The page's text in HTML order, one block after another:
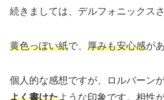
続きましては、デルフォニックス
黄色っぽい紙で、 厚みも安心感が
個人的な感想ですが、ロルバーン
よく書けたような印象です。相性